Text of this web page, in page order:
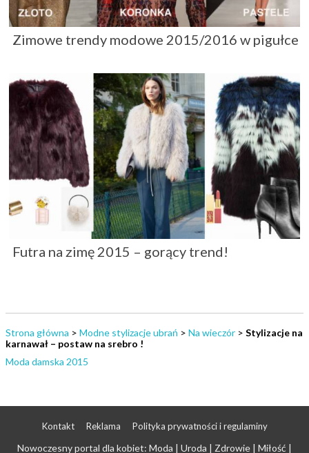
Zimowe trendy modowe 2015/2016 w pigułce
Futra na zimę 2015 – gorący trend!
Strona główna > Modne stylizacje ubrań > Na wieczór > Stylizacje na
karnawał – postaw na srebro !
Moda damska 2015
Kontakt Reklama Polityka prywatności i regulaminy
Nowoczesny portal dla kobiet: Moda | Uroda | Zdrowie | Miłość |